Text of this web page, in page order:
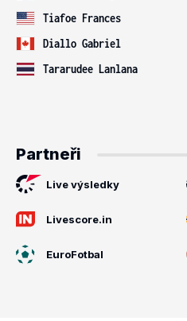
Tiafoe Frances
Diallo Gabriel
Tararudee Lanlana
Partneři
Live výsledky
Livescore.in
EuroFotbal